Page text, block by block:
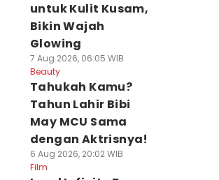
untuk Kulit Kusam,
Bikin Wajah
Glowing
7 Aug 2026, 06:05 WIB
Beauty
Tahukah Kamu?
Tahun Lahir Bibi
May MCU Sama
dengan Aktrisnya!
6 Aug 2026, 20:02 WIB
Film